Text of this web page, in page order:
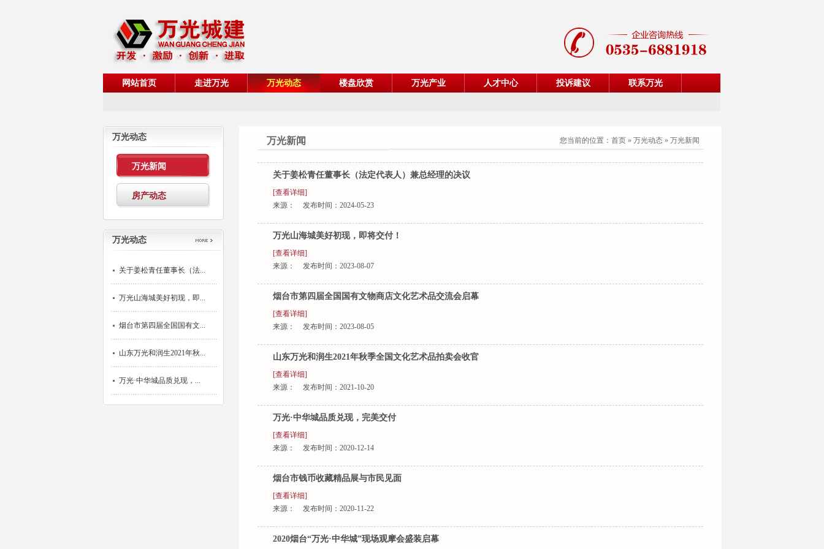
网站首页 走进万光 万光动态 楼盘欣赏 万光产业 人才中心 投诉建议 联系万光
万光动态
万光新闻
房产动态
万光动态
关于姜松青任董事长（法...
万光山海城美好初现，即...
烟台市第四届全国国有文...
山东万光和润生2021年秋...
万光·中华城品质兑现，...
万光新闻 您当前的位置： 首页» 万光动态» 万光新闻
关于姜松青任董事长（法定代表人）兼总经理的决议
[查看详细]
来源：
发布时间： 2024-05-23
万光山海城美好初现，即将交付！
[查看详细]
来源：
发布时间： 2023-08-07
烟台市第四届全国国有文物商店文化艺术品交流会启幕
[查看详细]
来源：
发布时间： 2023-08-05
山东万光和润生2021年秋季全国文化艺术品拍卖会收官
[查看详细]
来源：
发布时间： 2021-10-20
万光·中华城品质兑现，完美交付
[查看详细]
来源：
发布时间： 2020-12-14
烟台市钱币收藏精品展与市民见面
[查看详细]
来源：
发布时间： 2020-11-22
2020烟台“万光·中华城”现场观摩会盛装启幕